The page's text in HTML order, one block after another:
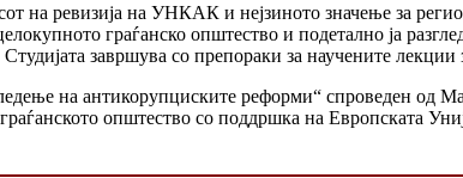
на ревизија на УНКАК и нејзиното значење за
граѓанско општество и подетално ја
завршува со препораки за научените
на антикорупциските реформи“ спроведен од
општество со поддршка на Европската